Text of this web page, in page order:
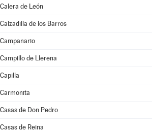
Calera de León
Calzadilla de los Barros
Campanario
Campillo de Llerena
Capilla
Carmonita
Casas de Don Pedro
Casas de Reina